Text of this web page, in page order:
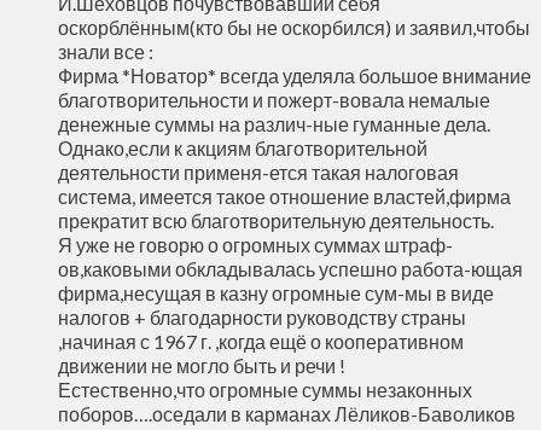
оскорблённым(кто бы не оскорбился) и заявил,чтобы
знали все :
Фирма *Новатор* всегда уделяла большое внимание
благотворительности и пожерт-вовала немалые
денежные суммы на различ-ные гуманные дела.
Однако,если к акциям благотворительной
деятельности применя-ется такая налоговая
система, имеется такое отношение властей,фирма
прекратит всю благотворительную деятельность.
Я уже не говорю о огромных суммах штраф-
ов,каковыми обкладывалась успешно работа-ющая
фирма,несущая в казну огромные сум-мы в виде
налогов + благодарности руководству страны
,начиная с 1967 г. ,когда ещё о кооперативном
движении не могло быть и речи !
Естественно,что огромные суммы незаконных
поборов….оседали в карманах Лёликов-Баволиков